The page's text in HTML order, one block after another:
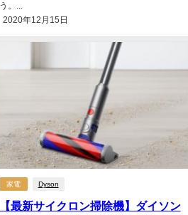
う。...
2020年12月15日
家電 Dyson
【最新サイクロン掃除機】ダイソン